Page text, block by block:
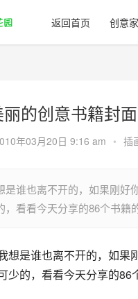
返回首页 创意
的创意书籍封
年03月20日 9:16 am • 插
是谁也离不开的，如果刚好
，看看今天分享的86个书籍
想是谁也离不开的，如果
少的，看看今天分享的86